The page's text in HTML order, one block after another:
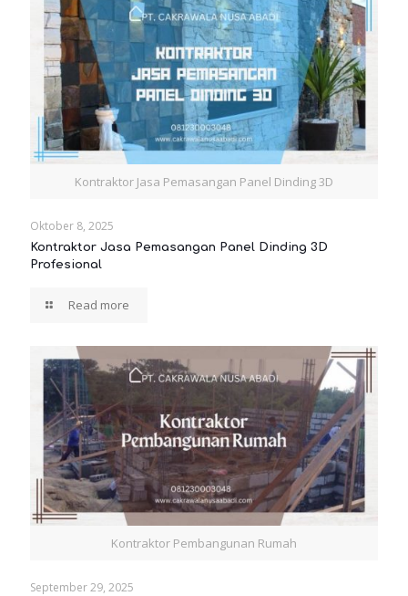
Kontraktor Jasa Pemasangan Panel Dinding 3D
Oktober 8, 2025
Kontraktor Jasa Pemasangan Panel Dinding 3D
Profesional
Read more
Kontraktor Pembangunan Rumah
September 29, 2025